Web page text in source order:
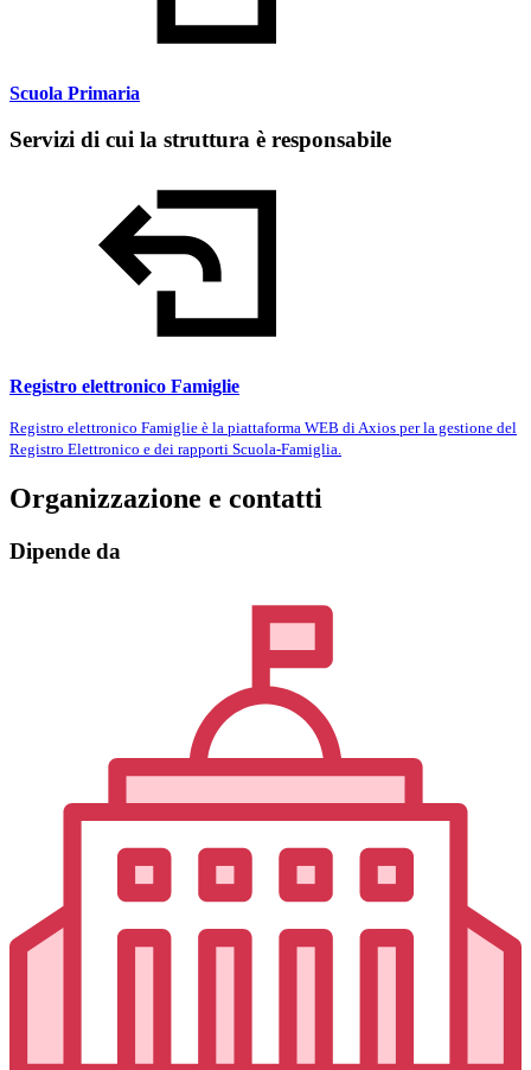
Scuola Primaria
Servizi di cui la struttura è responsabile
Registro elettronico Famiglie
Registro elettronico Famiglie è la piattaforma WEB di Axios per la gestione del
Registro Elettronico e dei rapporti Scuola-Famiglia.
Organizzazione e contatti
Dipende da